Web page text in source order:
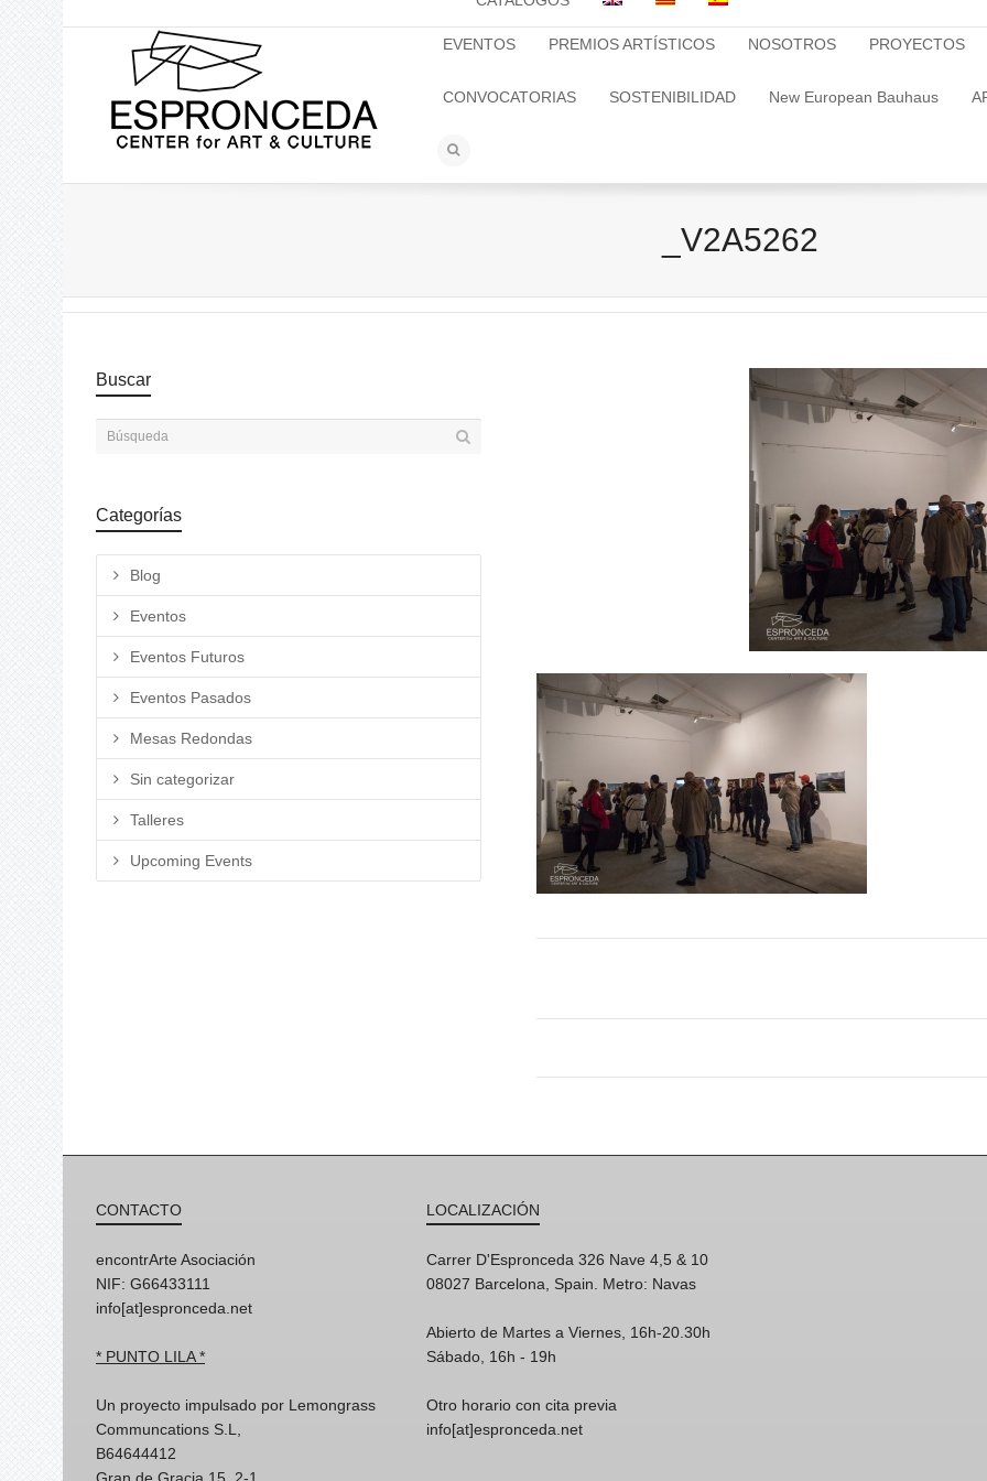
EVENTOS PREMIOS ARTÍSTICOS NOSOTROS PROYECTOS
CONVOCATORIAS SOSTENIBILIDAD New European Bauhaus
_V2A5262
Buscar
Categorías
Blog
Eventos
Eventos Futuros
Eventos Pasados
Mesas Redondas
Sin categorizar
Talleres
Upcoming Events
CONTACTO
encontrArte Asociación
NIF: G66433111
info[at]espronceda.net
* PUNTO LILA *
Un proyecto impulsado por Lemongrass
Communcations S.L,
B64644412
Gran de Gracia 15, 2-1
LOCALIZACIÓN
Carrer D'Espronceda 326 Nave 4,5 & 10
08027 Barcelona, Spain. Metro: Navas
Abierto de Martes a Viernes, 16h-20.30h
Sábado, 16h - 19h
Otro horario con cita previa
info[at]espronceda.net